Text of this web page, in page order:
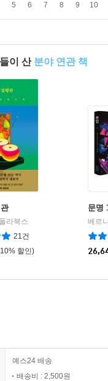
5 6 7 8 9 10
이 산 분야 연관 책
폴라북스
21건
할인)
문명
예스24 배송
배송비 : 2,500원